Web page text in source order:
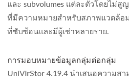
และ subvolumes แต่ละตัวโดยไม่สู
ที่มีความหมายสำหรับสภาพแวดล้อม
ที่ซับซ้อนและมีผู้เช่าหลายราย.
การมอบหมายข้อมูลกลุ่มต่อกลุ่ม
UniVirStor 4.19.4 นำเสนอความส